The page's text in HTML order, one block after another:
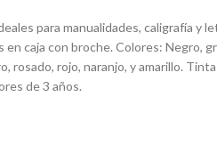
para manualidades, caligrafía y
caja con broche. Colores: Negro,
rosado, rojo, naranjo, y amarillo.
de 3 años.